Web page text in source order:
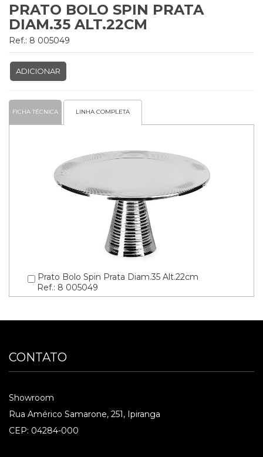
PRATO BOLO SPIN PRATA
DIAM.35 ALT.22CM
Ref.: 8 005049
ADICIONAR
FICHA TÉCNICA LINHA COMPLETA
Prato Bolo Spin Prata Diam.35 Alt.22cm
Ref.: 8 005049
CONTATO
Showroom
Rua Américo Samarone, 251, Ipiranga
CEP: 04284-000